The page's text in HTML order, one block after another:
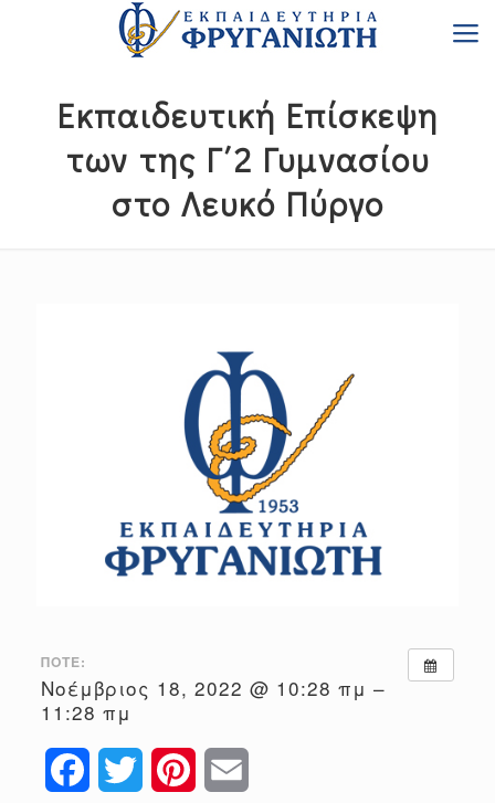
Εκπαιδευτική Επίσκεψη
των της Γ΄2 Γυμνασίου
στο Λευκό Πύργο
ΠΌΤΕ:
Νοέμβριος 18, 2022 @ 10:28 πμ –
11:28 πμ
FacebookTwitter Pinterest